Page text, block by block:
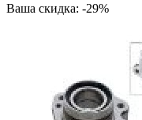
Ваша скидка: -29%